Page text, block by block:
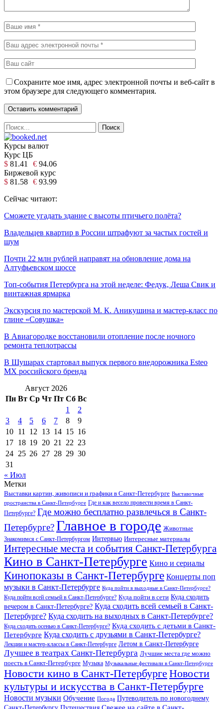
Сохраните мое имя, адрес электронной почты и веб-сайт в
этом браузере для следующего комментария.
Курсы валют
Курс ЦБ
$ 81.41 € 94.06
Биржевой курс
$ 81.58 € 93.99
Сейчас читают:
Сможете угадать здание с высоты птичьего полёта?
Владельцев квартир в России штрафуют за частых гостей и
шум
Почти 22 млн рублей направят на обновление дома на
Алтуфьевском шоссе
Топ-события Петербурга на этой неделе: Федук, Леша Свик и
винтажная ярмарка
Экскурсия по мастерской М. К. Аникушина и мастер-класс по
глине «Совушка»
В Авиагородке восстановили отопление после ночного
ремонта теплотрассы
В Шушарах стартовал выпуск первого внедорожника Esteo
MX российского бренда
Август 2026
Пн Вт Ср Чт Пт Сб Вс
1
2
3
4 5 6 7 8
9
10 11 12 13 14 15 16
17 18 19 20 21 22 23
24 25 26 27 28 29 30
31
« Июл
Метки
Выставки картин, живописи и графики в Санкт-Петербурге Выставочные
пространства в Санкт-Петербурге Где и как весело провести время в Санкт-
Петербурге? Где можно бесплатно развлечься в Санкт-
Петербурге?Главное в городе Животные
Знакомимся с Санкт-Петербургом Интервью Интересные материалы
Интересные места и события Санкт-Петербурга
Кино в Санкт-Петербурге Кино и сериалы
Кинопоказы в Санкт-Петербурге Концерты поп
музыки в Санкт-Петербурге Куда пойти в выходные в Санкт-Петербурге?
Куда пойти всей семьей в Санкт-Петербурге? Куда пойти в сети Куда сходить
вечером в Санкт-Петербурге? Куда сходить всей семьей в Санкт-
Петербурге? Куда сходить на выходных в Санкт-Петербурге?
Куда сходить осенью в Санкт-Петербурге? Куда сходить с детьми в Санкт-
Петербурге Куда сходить с друзьями в Санкт-Петербурге?
Лекции и мастер-классы в Санкт-Петербурге Летом в Санкт-Петербурге
Лучшее в театрах Санкт-Петербурга Лучшие места где можно
поесть в Санкт-Петербурге Музыка Музыкальные фестивали в Санкт-Петербурге
Новости кино в Санкт-Петербурге Новости
культуры и искусства в Санкт-Петербурге
Новости музыки Обучение Погода Путеводитель по новогоднему
Свежее на сайте в Санкт-